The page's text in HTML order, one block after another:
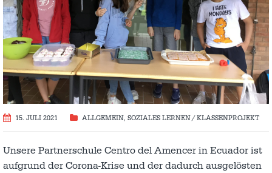
15. JULI 2021 ALLGEMEIN, SOZIALES LERNEN / KLASSENPROJEKT
Unsere Partnerschule Centro del Amencer in Ecuador ist
aufgrund der Corona-Krise und der dadurch ausgelösten